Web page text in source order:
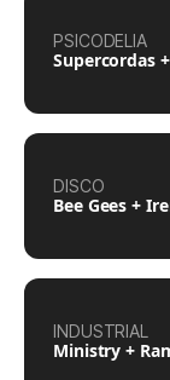
PSICODELIA
Supercordas
DISCO
Bee Gees +
INDUSTRIAL
Ministry +